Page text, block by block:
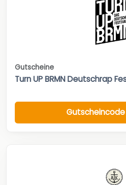
Gutscheine
Turn UP BRMN Deutschrap